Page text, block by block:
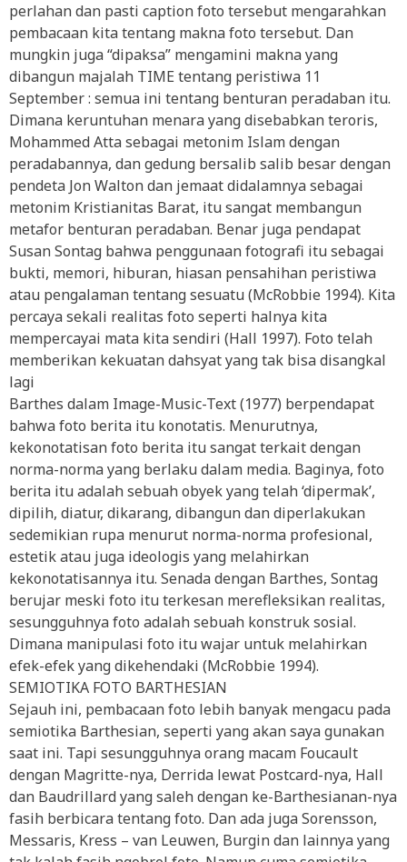
perlahan dan pasti caption foto tersebut mengarahkan
pembacaan kita tentang makna foto tersebut. Dan
mungkin juga “dipaksa” mengamini makna yang
dibangun majalah TIME tentang peristiwa 11
September : semua ini tentang benturan peradaban itu.
Dimana keruntuhan menara yang disebabkan teroris,
Mohammed Atta sebagai metonim Islam dengan
peradabannya, dan gedung bersalib salib besar dengan
pendeta Jon Walton dan jemaat didalamnya sebagai
metonim Kristianitas Barat, itu sangat membangun
metafor benturan peradaban. Benar juga pendapat
Susan Sontag bahwa penggunaan fotografi itu sebagai
bukti, memori, hiburan, hiasan pensahihan peristiwa
atau pengalaman tentang sesuatu (McRobbie 1994). Kita
percaya sekali realitas foto seperti halnya kita
mempercayai mata kita sendiri (Hall 1997). Foto telah
memberikan kekuatan dahsyat yang tak bisa disangkal
lagi
Barthes dalam Image-Music-Text (1977) berpendapat
bahwa foto berita itu konotatis. Menurutnya,
kekonotatisan foto berita itu sangat terkait dengan
norma-norma yang berlaku dalam media. Baginya, foto
berita itu adalah sebuah obyek yang telah ‘dipermak’,
dipilih, diatur, dikarang, dibangun dan diperlakukan
sedemikian rupa menurut norma-norma profesional,
estetik atau juga ideologis yang melahirkan
kekonotatisannya itu. Senada dengan Barthes, Sontag
berujar meski foto itu terkesan merefleksikan realitas,
sesungguhnya foto adalah sebuah konstruk sosial.
Dimana manipulasi foto itu wajar untuk melahirkan
efek-efek yang dikehendaki (McRobbie 1994).
SEMIOTIKA FOTO BARTHESIAN
Sejauh ini, pembacaan foto lebih banyak mengacu pada
semiotika Barthesian, seperti yang akan saya gunakan
saat ini. Tapi sesungguhnya orang macam Foucault
dengan Magritte-nya, Derrida lewat Postcard-nya, Hall
dan Baudrillard yang saleh dengan ke-Barthesianan-nya
fasih berbicara tentang foto. Dan ada juga Sorensson,
Messaris, Kress – van Leuwen, Burgin dan lainnya yang